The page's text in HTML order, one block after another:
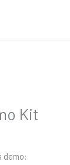
Kit
demo: